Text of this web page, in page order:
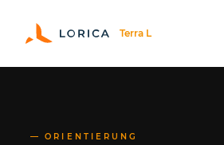
ORIENTIERUNG